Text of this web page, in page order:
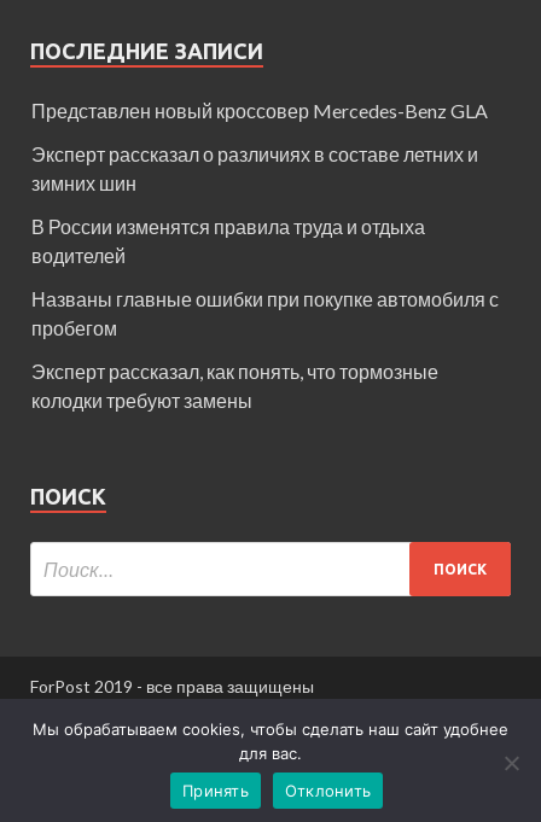
ПОСЛЕДНИЕ ЗАПИСИ
Представлен новый кроссовер Mercedes-Benz GLA
Эксперт рассказал о различиях в составе летних и
зимних шин
В России изменятся правила труда и отдыха
водителей
Названы главные ошибки при покупке автомобиля с
пробегом
Эксперт рассказал, как понять, что тормозные
колодки требуют замены
ПОИСК
ForPost 2019 - все права защищены
При использовании материалов сайта ссылка
Информация для пользователей сайта
Мы обрабатываем cookies, чтобы сделать наш сайт удобнее
для вас.
Принять
Отклонить